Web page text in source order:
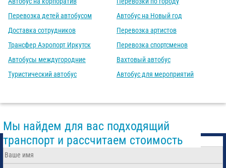
Перевозка детей автобусом
Доставка сотрудников
Трансфер Аэропорт Иркутск
Автобусы междугородние
Туристический автобус
Автобус на Новый год
Перевозка артистов
Перевозка спортсменов
Вахтовый автобус
Автобус для мероприятий
Мы найдем для вас подходящий
транспорт и рассчитаем стоимость